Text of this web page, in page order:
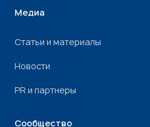
Медиа
Статьи и материалы
Новости
PR и партнеры
Сообщество